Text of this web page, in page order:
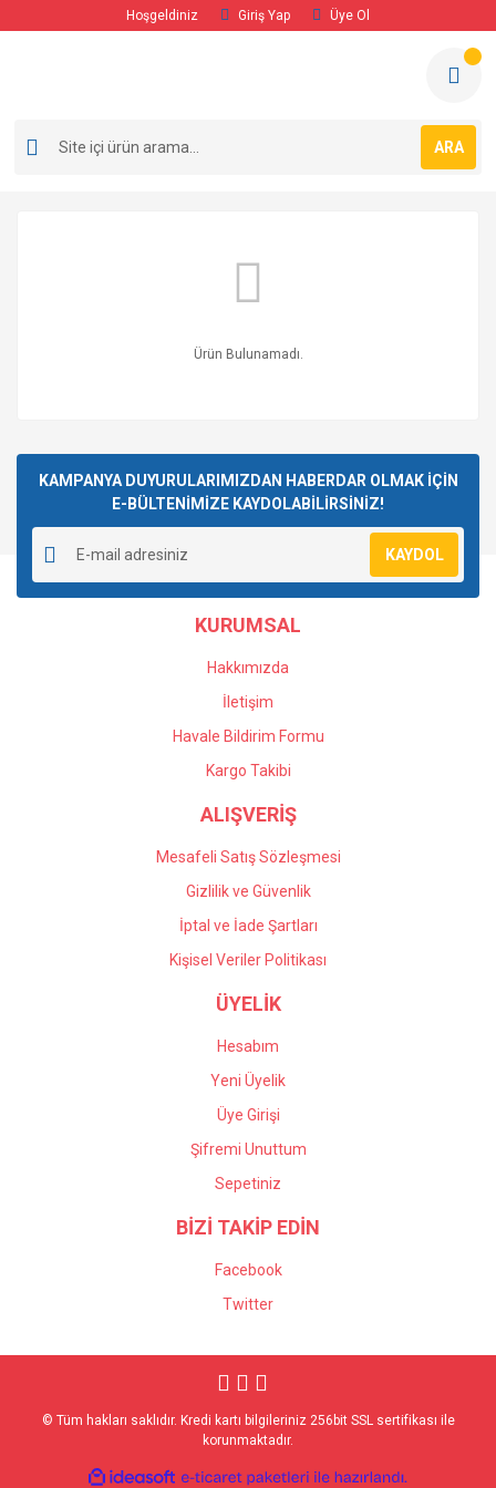
Hoşgeldiniz Giriş Yap Üye Ol
ARA
Ürün Bulunamadı.
KAMPANYA DUYURULARIMIZDAN HABERDAR OLMAK İÇİN
E-BÜLTENİMİZE KAYDOLABİLİRSİNİZ!
KAYDOL
KURUMSAL
Hakkımızda
İletişim
Havale Bildirim Formu
Kargo Takibi
ALIŞVERİŞ
Mesafeli Satış Sözleşmesi
Gizlilik ve Güvenlik
İptal ve İade Şartları
Kişisel Veriler Politikası
ÜYELİK
Hesabım
Yeni Üyelik
Üye Girişi
Şifremi Unuttum
Sepetiniz
BİZİ TAKİP EDİN
Facebook
Twitter
© Tüm hakları saklıdır. Kredi kartı bilgileriniz 256bit SSL sertifikası ile
korunmaktadır.
ideasoft e-